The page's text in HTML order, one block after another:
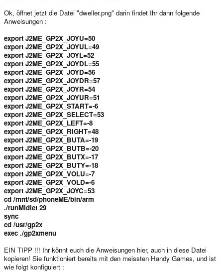
Ok, öffnet jetzt die Datei "dweller.png" darin findet Ihr dann folgende
Anweisungen :
export J2ME_GP2X_JOYU=50
export J2ME_GP2X_JOYUL=49
export J2ME_GP2X_JOYL=52
export J2ME_GP2X_JOYDL=55
export J2ME_GP2X_JOYD=56
export J2ME_GP2X_JOYDR=57
export J2ME_GP2X_JOYR=54
export J2ME_GP2X_JOYUR=51
export J2ME_GP2X_START=-6
export J2ME_GP2X_SELECT=53
export J2ME_GP2X_LEFT=-8
export J2ME_GP2X_RIGHT=48
export J2ME_GP2X_BUTA=-19
export J2ME_GP2X_BUTB=-20
export J2ME_GP2X_BUTX=-17
export J2ME_GP2X_BUTY=-18
export J2ME_GP2X_VOLU=-7
export J2ME_GP2X_VOLD=-6
export J2ME_GP2X_JOYC=53
cd /mnt/sd/phoneME/bin/arm
./runMidlet 29
sync
cd /usr/gp2x
exec ./gp2xmenu
EIN TIPP !!! Ihr könnt euch die Anweisungen hier, auch in diese Datei
kopieren! Sie funktioniert bereits mit den meissten Handy Games, und ist
wie folgt konfiguiert :